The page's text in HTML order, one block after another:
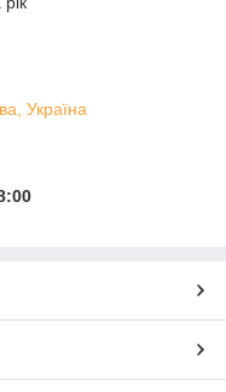
Україна